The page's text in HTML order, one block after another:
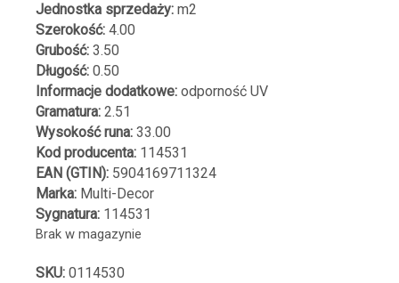
Jednostka sprzedaży: m2
Szerokość: 4.00
Grubość: 3.50
Długość: 0.50
Informacje dodatkowe: odporność UV
Gramatura: 2.51
Wysokość runa: 33.00
Kod producenta: 114531
EAN (GTIN): 5904169711324
Marka: Multi-Decor
Sygnatura: 114531
Brak w magazynie
SKU: 0114530